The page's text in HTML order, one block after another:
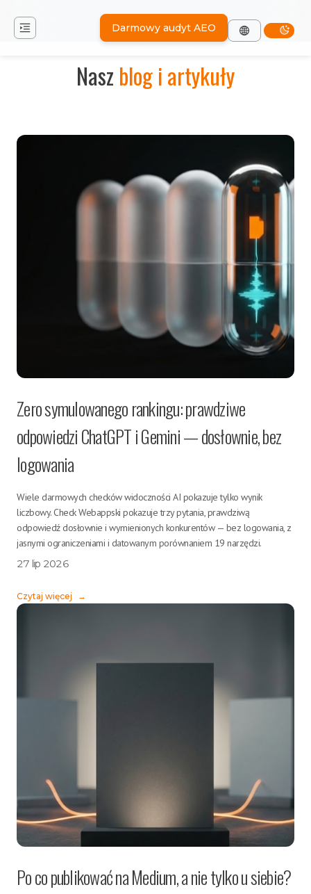
Darmowy audyt AEO
Nasz blog i artykuły
Zero symulowanego rankingu: prawdziwe
odpowiedzi ChatGPT i Gemini — dosłownie, bez
logowania
Wiele darmowych checków widoczności AI pokazuje tylko wynik
liczbowy. Check Webappski pokazuje trzy pytania, prawdziwą
odpowiedź dosłownie i wymienionych konkurentów — bez logowania, z
jasnymi ograniczeniami i datowanym porównaniem 19 narzędzi.
27 lip 2026
Czytaj więcej →
Po co publikować na Medium, a nie tylko u siebie?